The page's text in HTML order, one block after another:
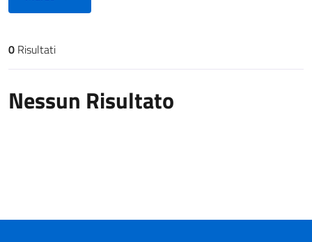
Risultati di ricerca
0 Risultati
Nessun Risultato